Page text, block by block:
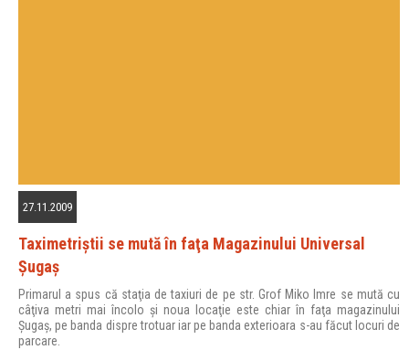
27.11.2009
Taximetriştii se mută în faţa Magazinului Universal
Şugaş
Primarul a spus că staţia de taxiuri de pe str. Grof Miko Imre se mută cu
câţiva metri mai încolo şi noua locaţie este chiar în faţa magazinului
Şugaş, pe banda dispre trotuar iar pe banda exterioara s-au făcut locuri de
parcare.